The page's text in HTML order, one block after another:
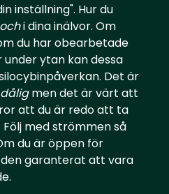
inställning". Hur du
ochi dina inälvor. Om
du har obearbetade
ytan kan dessa
Det är
dåligmen det är värt att
att du är redo att ta
Följ med strömmen så
du är öppen för
garanterat att vara